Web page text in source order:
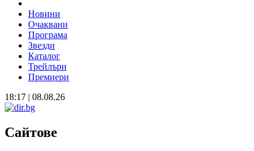
Новини
Очаквани
Програма
Звезди
Каталог
Трейлъри
Премиери
18:17 | 08.08.26
Сайтове